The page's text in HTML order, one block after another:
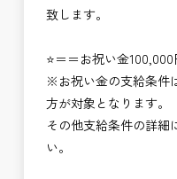
致します。
⭐＝＝お祝い金100,000
※お祝い金の支給条件
方が対象となります。
その他支給条件の詳細
い。